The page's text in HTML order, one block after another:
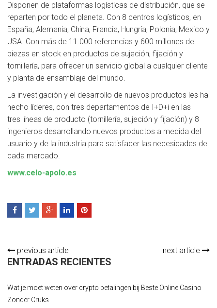
Disponen de plataformas logísticas de distribución, que se
reparten por todo el planeta. Con 8 centros logísticos, en
España, Alemania, China, Francia, Hungría, Polonia, Mexico y
USA. Con más de 11.000 referencias y 600 millones de
piezas en stock en productos de sujeción, fijación y
tornillería, para ofrecer un servicio global a cualquier cliente
y planta de ensamblaje del mundo.
La investigación y el desarrollo de nuevos productos les ha
hecho líderes, con tres departamentos de I+D+i en las
tres líneas de producto (tornillería, sujeción y fijación) y 8
ingenieros desarrollando nuevos productos a medida del
usuario y de la industria para satisfacer las necesidades de
cada mercado.
www.celo-apolo.es
previous article next article
ENTRADAS RECIENTES
Wat je moet weten over crypto betalingen bij Beste Online Casino
Zonder Cruks